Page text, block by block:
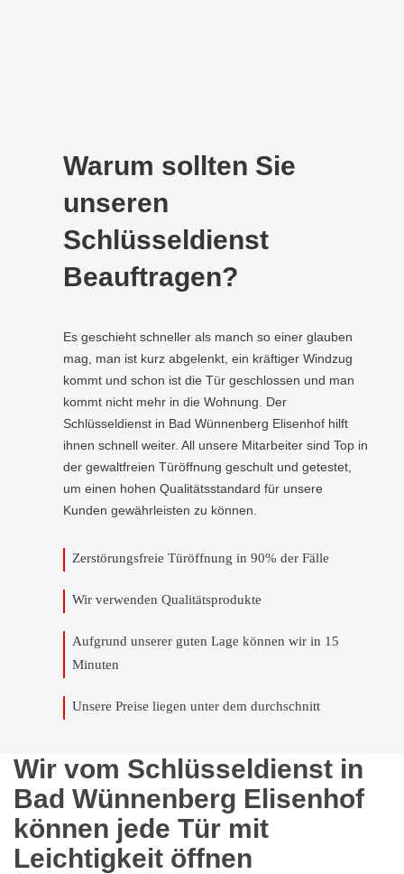
Warum sollten Sie
unseren
Schlüsseldienst
Beauftragen?
Es geschieht schneller als manch so einer glauben
mag, man ist kurz abgelenkt, ein kräftiger Windzug
kommt und schon ist die Tür geschlossen und man
kommt nicht mehr in die Wohnung. Der
Schlüsseldienst in Bad Wünnenberg Elisenhof hilft
ihnen schnell weiter. All unsere Mitarbeiter sind Top in
der gewaltfreien Türöffnung geschult und getestet,
um einen hohen Qualitätsstandard für unsere
Kunden gewährleisten zu können.
Zerstörungsfreie Türöffnung in 90% der Fälle
Wir verwenden Qualitätsprodukte
Aufgrund unserer guten Lage können wir in 15
Minuten
Unsere Preise liegen unter dem durchschnitt
Wir vom Schlüsseldienst in
Bad Wünnenberg Elisenhof
können jede Tür mit
Leichtigkeit öffnen